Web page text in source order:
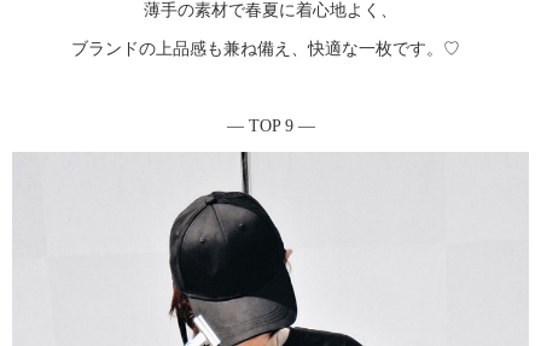
薄手の素材で春夏に着心地よく、
ブランドの上品感も兼ね備え、快適な一枚です。♡
― TOP 9 ―